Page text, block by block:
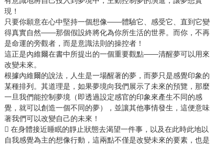
現！
只要你願意在心中堅持一個想像——體驗它、感受它、直到它變
得真實自然——那個假設終將化為你所生活的世界。而你，不再
是命運的旁觀者，而是意識法則的操控者！
這正是內維爾在書中所提出的一個重要觀點——清醒夢可以用來
改變未來。
根據內維爾的說法，人生是一場醒著的夢，而夢只是感覺印象的
某種排列。其道理是，如果夢境向我們展示了未來的預覽，那麼
一旦我們能控制夢境（即透過設定感官的印象來產生不同的感
覺，就可以創造一個不同的夢），並讓其他事情發生，這便意味
著我們可以改變自己的未來！
 在身體接近睡眠的靜止狀態去渴望一件事，以及在此時此地以
自我感覺為主的想像行動，這兩點不僅是改變未來的要素，也是